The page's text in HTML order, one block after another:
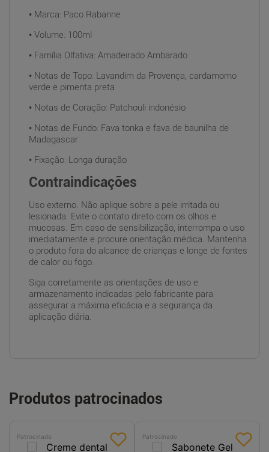
• Marca: Paco Rabanne
• Volume: 100ml
• Família Olfativa: Amadeirado Ambarado
• Notas de Topo: Lavandim da Provença, cardamomo
verde e pimenta preta
• Notas de Coração: Patchouli indonésio
• Notas de Fundo: Fava tonka e fava de baunilha de
Madagascar
• Fixação: Longa duração
Contraindicações
Uso externo. Não aplique sobre a pele irritada ou
lesionada. Evite o contato direto com os olhos e
mucosas. Em caso de sensibilização, interrompa o uso
imediatamente e procure orientação médica. Mantenha
o produto fora do alcance de crianças e longe de fontes
de calor ou fogo.
Siga corretamente as orientações de uso e
armazenamento indicadas pelo fabricante para
assegurar a máxima eficácia e a segurança da
aplicação diária.
Produtos patrocinados
Patrocinado Patrocinado